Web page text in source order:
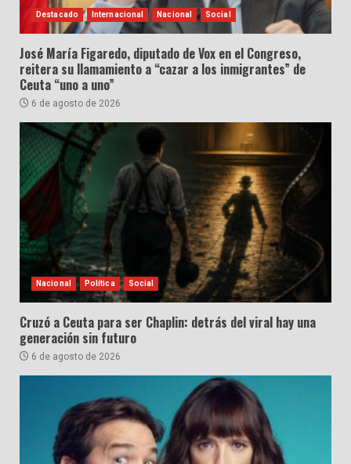
Destacado Internacional Nacional Social
José María Figaredo, diputado de Vox en el Congreso,
reitera su llamamiento a “cazar a los inmigrantes” de
Ceuta “uno a uno”
6 de agosto de 2026
Nacional Política Social
Cruzó a Ceuta para ser Chaplin: detrás del viral hay una
generación sin futuro
6 de agosto de 2026